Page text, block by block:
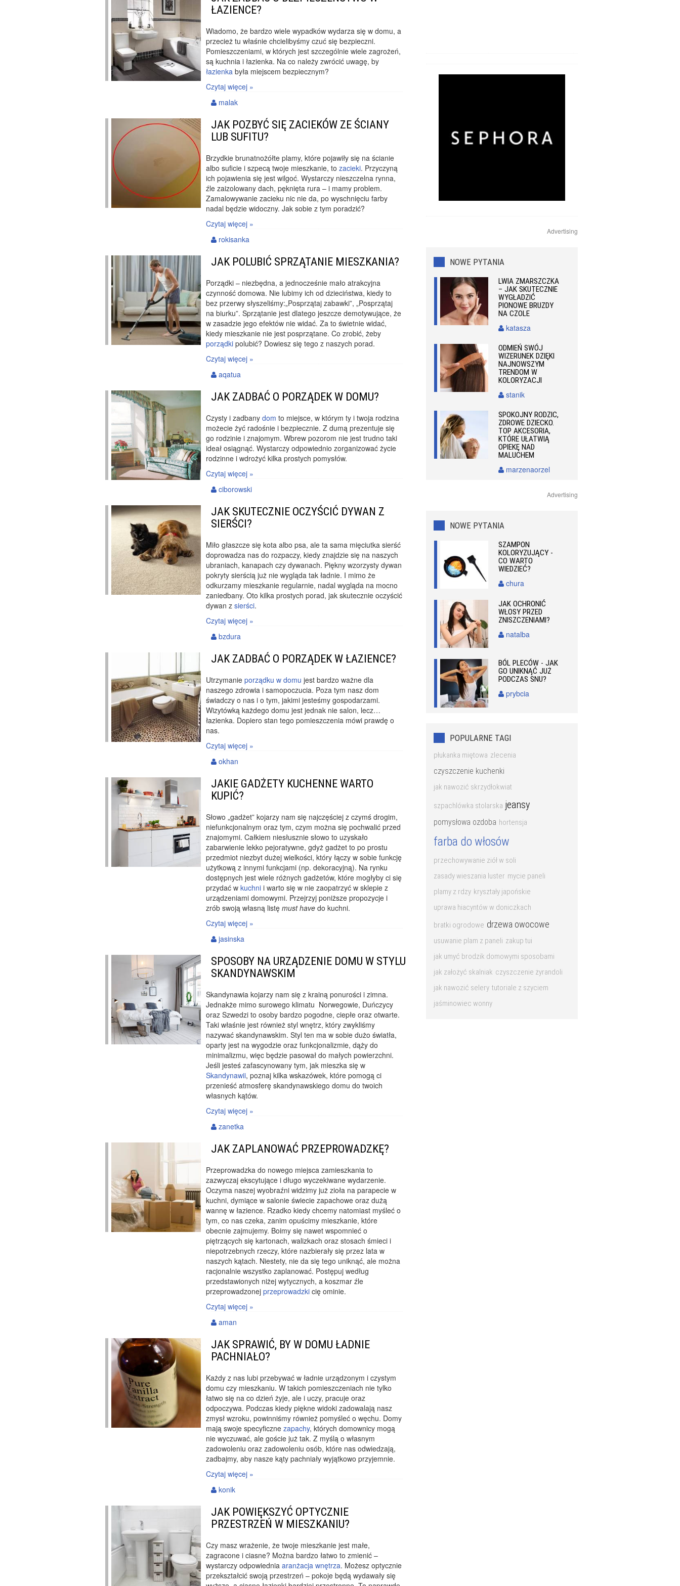
ŁAZIENCE?
Wiadomo, że bardzo wiele wypadków wydarza się w domu, a
przecież tu właśnie chcielibyśmy czuć się bezpieczni.
Pomieszczeniami, w których jest szczególnie wiele zagrożeń,
są kuchnia i łazienka. Na co należy zwrócić uwagę, by
łazienka była miejscem bezpiecznym?
Czytaj więcej »
malak
JAK POZBYĆ SIĘ ZACIEKÓW ZE ŚCIANY
LUB SUFITU?
Brzydkie brunatnożółte plamy, które pojawiły się na ścianie
albo suficie i szpecą twoje mieszkanie, tozacieki. Przyczyną
ich pojawienia się jest wilgoć. Wystarczy nieszczelna rynna,
źle zaizolowany dach, pęknięta rura – i mamy problem.
Zamalowywanie zacieku nic nie da, po wyschnięciu farby
nadal będzie widoczny. Jak sobie z tym poradzić?
Czytaj więcej »
rokisanka
JAK POLUBIĆ SPRZĄTANIE MIESZKANIA?
Porządki – niezbędna, a jednocześnie mało atrakcyjna
czynność domowa. Nie lubimy ich od dzieciństwa, kiedy to
bez przerwy słyszeliśmy:„Posprzątaj zabawki”, „Posprzątaj
na biurku”. Sprzątanie jest dlatego jeszcze demotywujące, że
w zasadzie jego efektów nie widać. Za to świetnie widać,
kiedy mieszkanie nie jest posprzątane. Co zrobić, żeby
porządki polubić? Dowiesz się tego z naszych porad.
Czytaj więcej »
aqatua
JAK ZADBAĆ O PORZĄDEK W DOMU?
Czysty i zadbanydom to miejsce, w którym ty i twoja rodzina
możecie żyć radośnie i bezpiecznie. Z dumą prezentuje się
go rodzinie i znajomym. Wbrew pozorom nie jest trudno taki
ideał osiągnąć. Wystarczy odpowiednio zorganizować życie
rodzinne i wdrożyć kilka prostych pomysłów.
Czytaj więcej »
ciborowski
JAK SKUTECZNIE OCZYŚCIĆ DYWAN Z
SIERŚCI?
Miło głaszcze się kota albo psa, ale ta sama mięciutka sierść
doprowadza nas do rozpaczy, kiedy znajdzie się na naszych
ubraniach, kanapach czy dywanach. Piękny wzorzysty dywan
pokryty sierścią już nie wygląda tak ładnie. I mimo że
odkurzamy mieszkanie regularnie, nadal wygląda na mocno
zaniedbany. Oto kilka prostych porad, jak skutecznie oczyścić
dywan zsierści.
Czytaj więcej »
bzdura
JAK ZADBAĆ O PORZĄDEK W ŁAZIENCE?
Utrzymanieporządku w domu jest bardzo ważne dla
naszego zdrowia i samopoczucia. Poza tym nasz dom
świadczy o nas i o tym, jakimi jesteśmy gospodarzami.
Wizytówką każdego domu jest jednak nie salon, lecz…
łazienka. Dopiero stan tego pomieszczenia mówi prawdę o
nas.
Czytaj więcej »
okhan
JAKIE GADŻETY KUCHENNE WARTO
KUPIĆ?
Słowo „gadżet” kojarzy nam się najczęściej z czymś drogim,
niefunkcjonalnym oraz tym, czym można się pochwalić przed
znajomymi. Całkiem niesłusznie słowo to uzyskało
zabarwienie lekko pejoratywne, gdyż gadżet to po prostu
przedmiot niezbyt dużej wielkości, który łączy w sobie funkcję
użytkową z innymi funkcjami (np. dekoracyjną). Na rynku
dostępnych jest wiele różnych gadżetów, które mogłyby ci się
przydać wkuchni i warto się w nie zaopatrzyć w sklepie z
urządzeniami domowymi. Przejrzyj poniższe propozycje i
zrób swoją własną listęmust have do kuchni.
Czytaj więcej »
jasinska
SPOSOBY NA URZĄDZENIE DOMU W STYLU
SKANDYNAWSKIM
Skandynawia kojarzy nam się z krainą ponurości i zimna.
Jednakże mimo surowego klimatu Norwegowie, Duńczycy
oraz Szwedzi to osoby bardzo pogodne, ciepłe oraz otwarte.
Taki właśnie jest również styl wnętrz, który zwykliśmy
nazywać skandynawskim. Styl ten ma w sobie dużo światła,
oparty jest na wygodzie oraz funkcjonalizmie, dąży do
minimalizmu, więc będzie pasował do małych powierzchni.
Jeśli jesteś zafascynowany tym, jak mieszka się w
Skandynawii, poznaj kilka wskazówek, które pomogą ci
przenieść atmosferę skandynawskiego domu do twoich
własnych kątów.
Czytaj więcej »
zanetka
JAK ZAPLANOWAĆ PRZEPROWADZKĘ?
Przeprowadzka do nowego miejsca zamieszkania to
zazwyczaj ekscytujące i długo wyczekiwane wydarzenie.
Oczyma naszej wyobraźni widzimy już zioła na parapecie w
kuchni, dymiące w salonie świecie zapachowe oraz dużą
wannę w łazience. Rzadko kiedy chcemy natomiast myśleć o
tym, co nas czeka, zanim opuścimy mieszkanie, które
obecnie zajmujemy. Boimy się nawet wspomnieć o
piętrzących się kartonach, walizkach oraz stosach śmieci i
niepotrzebnych rzeczy, które nazbierały się przez lata w
naszych kątach. Niestety, nie da się tego uniknąć, ale można
racjonalnie wszystko zaplanować. Postępuj według
przedstawionych niżej wytycznych, a koszmar źle
przeprowadzonejprzeprowadzki cię ominie.
Czytaj więcej »
aman
JAK SPRAWIĆ, BY W DOMU ŁADNIE
PACHNIAŁO?
Każdy z nas lubi przebywać w ładnie urządzonym i czystym
domu czy mieszkaniu. W takich pomieszczeniach nie tylko
łatwo się na co dzień żyje, ale i uczy, pracuje oraz
odpoczywa. Podczas kiedy piękne widoki zadowalają nasz
zmysł wzroku, powinniśmy również pomyśleć o węchu. Domy
mają swoje specyficznezapachy, których domownicy mogą
nie wyczuwać, ale goście już tak. Z myślą o własnym
zadowoleniu oraz zadowoleniu osób, które nas odwiedzają,
zadbajmy, aby nasze kąty pachniały wyjątkowo przyjemnie.
Czytaj więcej »
konik
JAK POWIĘKSZYĆ OPTYCZNIE
PRZESTRZEŃ W MIESZKANIU?
Czy masz wrażenie, że twoje mieszkanie jest małe,
zagracone i ciasne? Można bardzo łatwo to zmienić –
wystarczy odpowiedniaaranżacja wnętrza. Możesz optycznie
przekształcić swoją przestrzeń – pokoje będą wydawały się
Advertising
NOWE PYTANIA
LWIA ZMARSZCZKA
– JAK SKUTECZNIE
WYGŁADZIĆ
PIONOWE BRUZDY
NA CZOLE
katasza
ODMIEŃ SWÓJ
WIZERUNEK DZIĘKI
NAJNOWSZYM
TRENDOM W
KOLORYZACJI
stanik
SPOKOJNY RODZIC,
ZDROWE DZIECKO.
TOP AKCESORIA,
KTÓRE UŁATWIĄ
OPIEKĘ NAD
MALUCHEM
marzenaorzel
Advertising
NOWE PYTANIA
SZAMPON
KOLORYZUJĄCY -
CO WARTO
WIEDZIEĆ?
chura
JAK OCHRONIĆ
WŁOSY PRZED
ZNISZCZENIAMI?
natalba
BÓL PLECÓW - JAK
GO UNIKNĄĆ JUŻ
PODCZAS SNU?
prybcia
POPULARNE TAGI
płukanka miętowa zlecenia
czyszczenie kuchenki
jak nawozić skrzydłokwiat
szpachlówka stolarska jeansy
pomysłowa ozdoba hortensja
farba do włosów
przechowywanie ziół w soli
zasady wieszania luster mycie paneli
plamy z rdzy kryształy japońskie
uprawa hiacyntów w doniczkach
bratki ogrodowe drzewa owocowe
usuwanie plam z paneli zakup tui
jak umyć brodzik domowymi sposobami
jak założyć skalniak czyszczenie żyrandoli
jak nawozić selery tutoriale z szyciem
jaśminowiec wonny